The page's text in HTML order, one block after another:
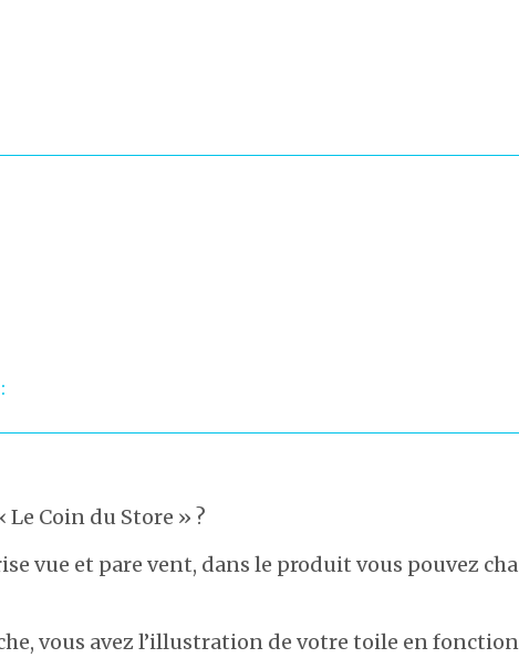
Le Coin du Store » ?
vue et pare vent, dans le produit vous pouvez
vous avez l’illustration de votre toile en